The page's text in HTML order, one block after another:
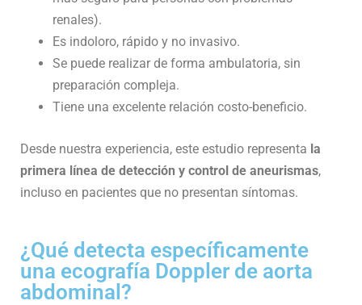
renales).
Es indoloro, rápido y no invasivo.
Se puede realizar de forma ambulatoria, sin
preparación compleja.
Tiene una excelente relación costo-beneficio.
Desde nuestra experiencia, este estudio representa la
primera línea de detección y control de aneurismas,
incluso en pacientes que no presentan síntomas.
¿Qué detecta específicamente
una ecografía Doppler de aorta
abdominal?